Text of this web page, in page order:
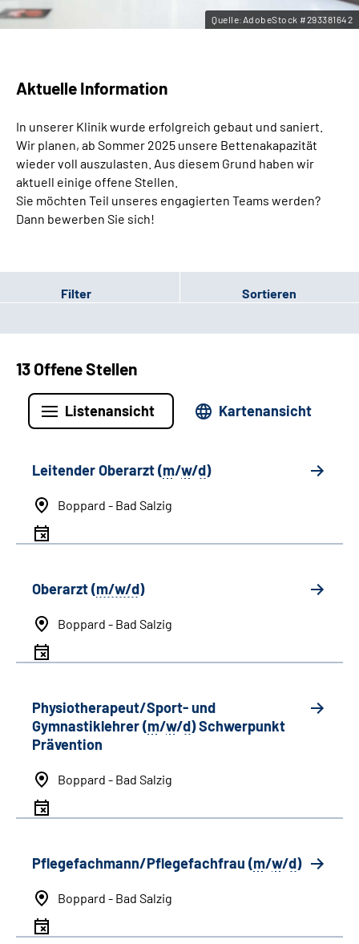
Quelle:AdobeStock #293381642
Aktuelle Information
In unserer Klinik wurde erfolgreich gebaut und saniert.
Wir planen, ab Sommer 2025 unsere Bettenakapazität
wieder voll auszulasten. Aus diesem Grund haben wir
aktuell einige offene Stellen.
Sie möchten Teil unseres engagierten Teams werden?
Dann bewerben Sie sich!
Filter Sortieren
13 Offene Stellen
Listenansicht Kartenansicht
Leitender Oberarzt (m/w/d)
Boppard - Bad Salzig
Oberarzt (m/w/d)
Boppard - Bad Salzig
Physiotherapeut/Sport- und
Gymnastiklehrer (m/w/d) Schwerpunkt
Prävention
Boppard - Bad Salzig
Pflegefachmann/Pflegefachfrau (m/w/d)
Boppard - Bad Salzig